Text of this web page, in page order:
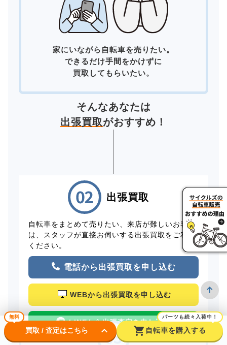
家にいながら自転車を売りたい。
できるだけ手間をかけずに
買取してもらいたい。
そんなあなたは
出張買取がおすすめ！
出張買取
自転車をまとめて売りたい、来店が難しいお客様
は、スタッフが直接お伺いする出張買取をご利用
ください。
電話から出張買取を申し込む
WEBから出張買取を申し込む
LINEから出張査定を申し込む
無料
買取 / 査定はこちら keyboard_arrow_down shopping_cart
パーツも続々入荷中！
自転車を購入する